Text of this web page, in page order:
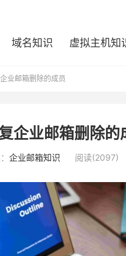
域名知识 虚拟主机知
业邮箱删除的成员
企业邮箱删除的
企业邮箱知识 阅读(2097)